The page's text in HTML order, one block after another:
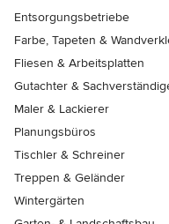
Entsorgungsbetriebe
Farbe, Tapeten &
Fliesen & Arbeitsplatten
Gutachter &
Maler & Lackierer
Planungsbüros
Tischler & Schreiner
Treppen & Geländer
Wintergärten